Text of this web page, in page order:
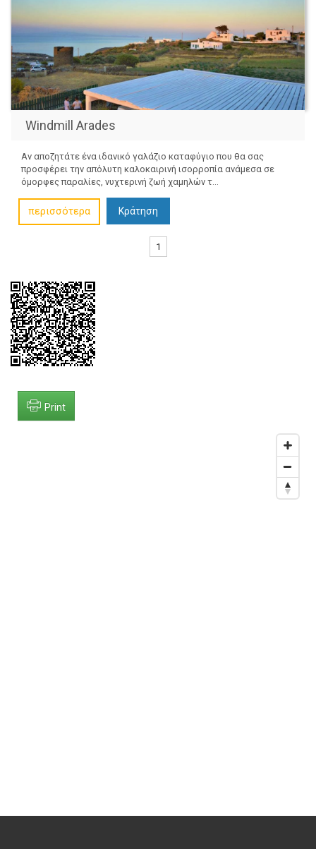
Windmill Arades
Αν αποζητάτε ένα ιδανικό γαλάζιο καταφύγιο που θα σας
προσφέρει την απόλυτη καλοκαιρινή ισορροπία ανάμεσα σε
όμορφες παραλίες, νυχτερινή ζωή χαμηλών τ...
περισσότερα Κράτηση
1
Print